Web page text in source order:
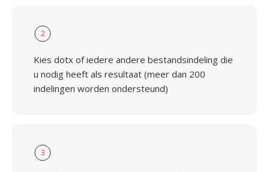
2
Kies dotx of iedere andere bestandsindeling die
u nodig heeft als resultaat (meer dan 200
indelingen worden ondersteund)
3